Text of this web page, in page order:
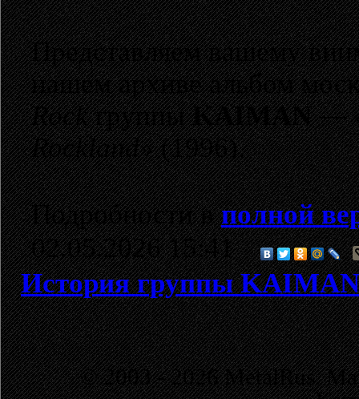
Представляем вашему
нашем архиве альбом
RockгруппыKAIMAN—
Rockland»(1996).
Подробности вполной
02.05.2026 15:41
История группы KAIMAN
© 2003 - 2026 MetalRus.